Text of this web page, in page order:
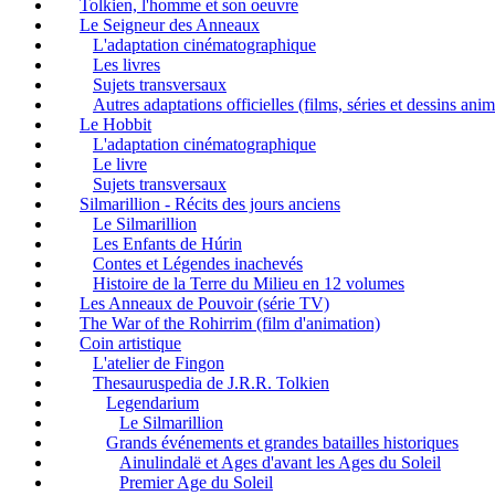
Tolkien, l'homme et son oeuvre
Le Seigneur des Anneaux
L'adaptation cinématographique
Les livres
Sujets transversaux
Autres adaptations officielles (films, séries et dessins
Le Hobbit
L'adaptation cinématographique
Le livre
Sujets transversaux
Silmarillion - Récits des jours anciens
Le Silmarillion
Les Enfants de Húrin
Contes et Légendes inachevés
Histoire de la Terre du Milieu en 12 volumes
Les Anneaux de Pouvoir (série TV)
The War of the Rohirrim (film d'animation)
Coin artistique
L'atelier de Fingon
Thesauruspedia de J.R.R. Tolkien
Legendarium
Le Silmarillion
Grands événements et grandes batailles historiques
Ainulindalë et Ages d'avant les Ages du Soleil
Premier Age du Soleil